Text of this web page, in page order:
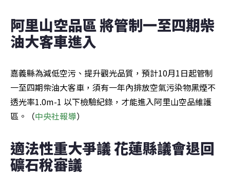
阿里山空品區 將管制一至四期柴
油大客車進入
嘉義縣為減低空污、提升觀光品質，預計10月1日起管制
一至四期柴油大客車，須有一年內排放空氣污染物黑煙不
透光率1.0m-1 以下檢驗紀錄，才能進入阿里山空品維護
區。（中央社報導）
適法性重大爭議 花蓮縣議會退回
礦石稅審議